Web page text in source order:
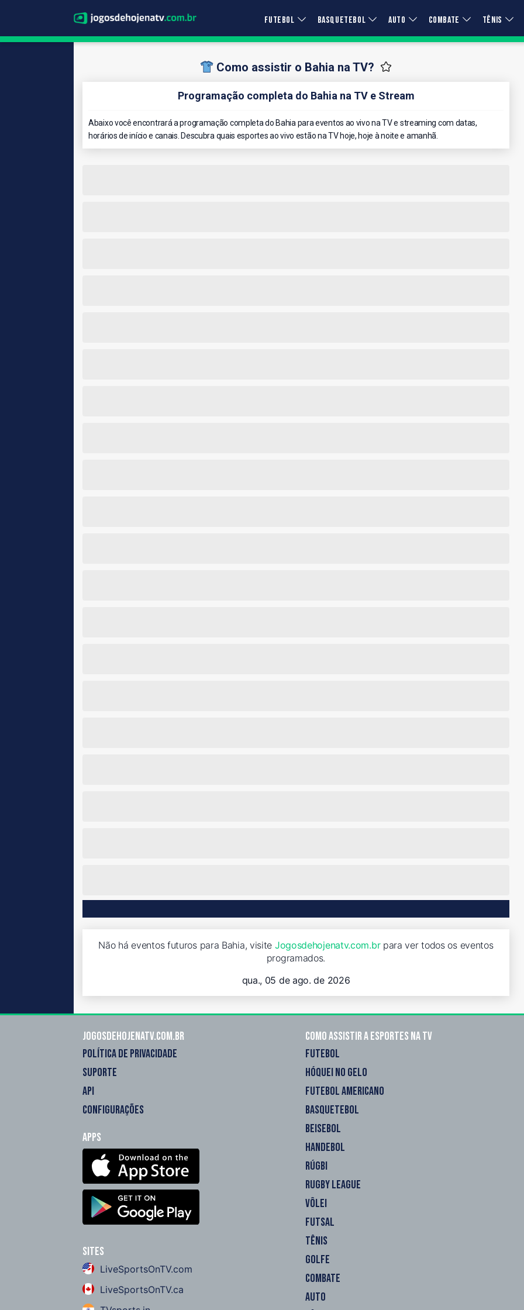
FUTEBOL BASQUETEBOL AUTO COMBATE TÊNIS
Como assistir o Bahia na TV?
Programação completa do Bahia na TV e Stream
Abaixo você encontrará a programação completa do Bahia para eventos ao vivo na TV e streaming com datas,
horários de início e canais. Descubra quais esportes ao vivo estão na TV hoje, hoje à noite e amanhã.
Não há eventos futuros para Bahia, visite Jogosdehojenatv.com.brpara ver todos os eventos
programados.
qua., 05 de ago. de 2026
Jogosdehojenatv.com.br
POLÍTICA DE PRIVACIDADE
SUPORTE
API
CONFIGURAÇÕES
Apps
Sites
LiveSportsOnTV.com
LiveSportsOnTV.ca
Como assistir a esportes na TV
FUTEBOL
HÓQUEI NO GELO
FUTEBOL AMERICANO
BASQUETEBOL
BEISEBOL
HANDEBOL
RÚGBI
RUGBY LEAGUE
VÔLEI
FUTSAL
TÊNIS
GOLFE
COMBATE
AUTO